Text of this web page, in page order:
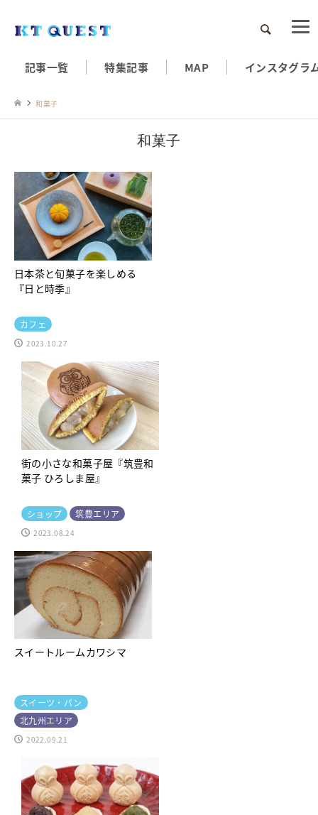
検索
記事一覧 特集記事 MAP インスタグラ
和菓子
和菓子
日本茶と旬菓子を楽しめる
『日と時季』
カフェ
2023.10.27
街の小さな和菓子屋『筑豊和
菓子 ひろしま屋』
ショップ 筑豊エリア
2023.08.24
スイートルームカワシマ
スイーツ・パン
北九州エリア
2022.09.21